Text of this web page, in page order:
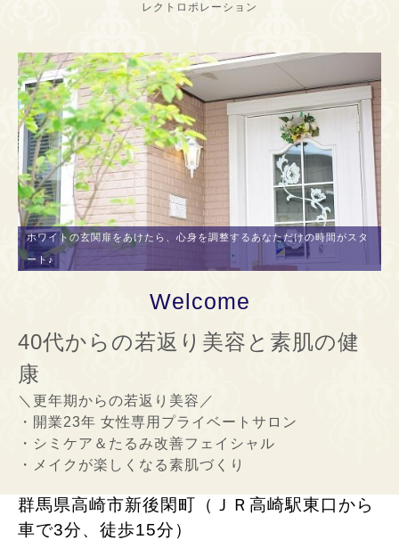
レクトロポレーション
ホワイトの玄関扉をあけたら、心身を調整するあなただけの時間がスタ
ート♪
Welcome
40代からの若返り美容と素肌の健
康
＼更年期からの若返り美容／
・開業23年 女性専用プライベートサロン
・シミケア＆たるみ改善フェイシャル
・メイクが楽しくなる素肌づくり
群馬県高崎市新後閑町（ＪＲ高崎駅東口から
車で3分、徒歩15分）